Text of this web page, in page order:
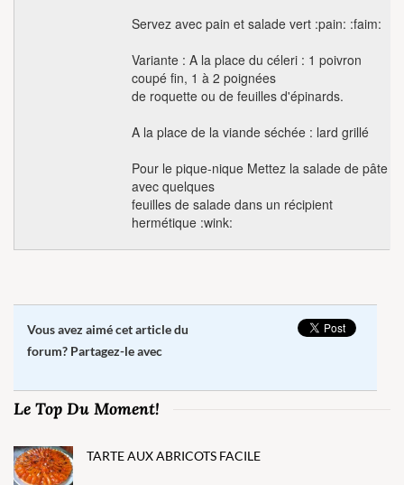
Servez avec pain et salade vert :pain: :faim:
Variante : A la place du céleri : 1 poivron
coupé fin, 1 à 2 poignées
de roquette ou de feuilles d'épinards.
A la place de la viande séchée : lard grillé
Pour le pique-nique Mettez la salade de pâte
avec quelques
feuilles de salade dans un récipient
hermétique :wink:
Vous avez aimé cet article du
forum? Partagez-le avec
Le Top Du Moment!
TARTE AUX ABRICOTS FACILE